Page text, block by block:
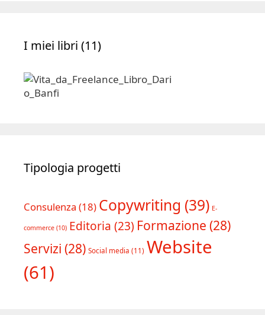
I miei libri (11)
Tipologia progetti
Consulenza (18) Copywriting (39) E-
commerce (10) Editoria (23) Formazione (28)
Servizi (28) Social media (11) Website
(61)